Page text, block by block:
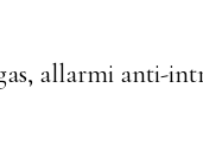
allarmi anti-